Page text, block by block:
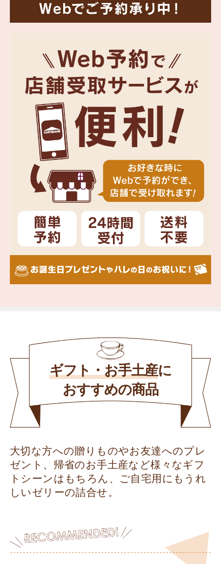
ギフト・お手土産に
おすすめの商品
大切な方への贈りものやお友達へのプレ
ゼント、帰省のお手土産など様々なギフ
トシーンはもちろん、ご自宅用にもうれ
しいゼリーの詰合せ。